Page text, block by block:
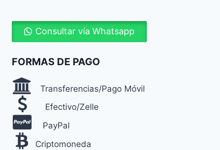
Consultar vía Whatsapp
FORMAS DE PAGO
Transferencias/Pago Móvil
Efectivo/Zelle
PayPal
Criptomoneda